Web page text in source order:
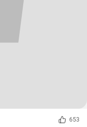
653